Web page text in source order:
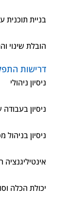
בניית תוכנית
הובלת שינוי
דרישות
ניסיון ניהולי
ניסיון
ניסיון בניהול
יכולת הכלה